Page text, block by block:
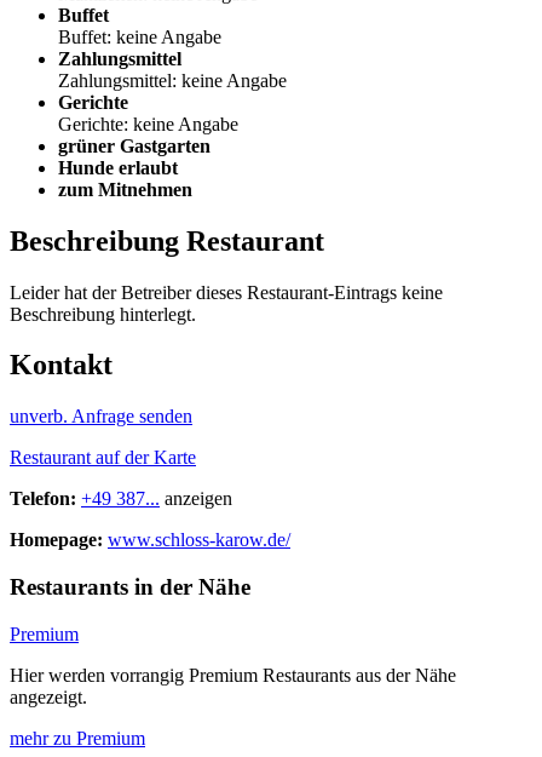
Buffet
Buffet: keine Angabe
Zahlungsmittel
Zahlungsmittel: keine Angabe
Gerichte
Gerichte: keine Angabe
grüner Gastgarten
Hunde erlaubt
zum Mitnehmen
Beschreibung Restaurant
Leider hat der Betreiber dieses Restaurant-Eintrags keine
Beschreibung hinterlegt.
Kontakt
unverb. Anfrage senden
Restaurant auf der Karte
Telefon: +49 387... anzeigen
Homepage: www.schloss-karow.de/
Restaurants in der Nähe
Premium
Hier werden vorrangig Premium Restaurants aus der Nähe
angezeigt.
mehr zu Premium